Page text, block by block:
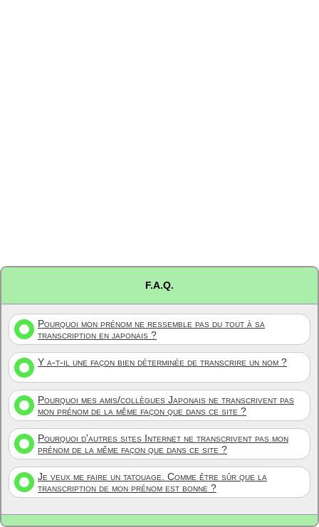
F.A.Q.
Pourquoi mon prénom ne ressemble pas du tout à sa
transcription en japonais ?
Y a-t-il une façon bien déterminée de transcrire un nom ?
Pourquoi mes amis/collègues Japonais ne transcrivent pas
mon prénom de la même façon que dans ce site ?
Pourquoi d'autres sites Internet ne transcrivent pas mon
prénom de la même façon que dans ce site ?
Je veux me faire un tatouage. Comme être sûr que la
transcription de mon prénom est bonne ?